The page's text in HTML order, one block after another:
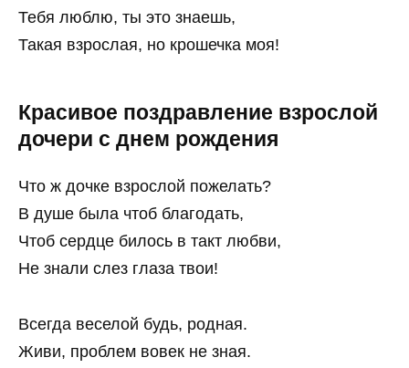
Тебя люблю, ты это знаешь,
Такая взрослая, но крошечка моя!
Красивое поздравление взрослой
дочери с днем рождения
Что ж дочке взрослой пожелать?
В душе была чтоб благодать,
Чтоб сердце билось в такт любви,
Не знали слез глаза твои!
Всегда веселой будь, родная.
Живи, проблем вовек не зная.